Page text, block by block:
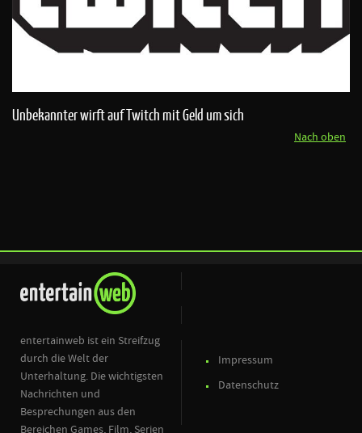
Unbekannter wirft auf Twitch mit Geld um sich
Nach oben
entertainweb ist ein Streifzug
durch die Welt der
Unterhaltung. Die wichtigsten
Nachrichten und
Besprechungen aus den
Bereichen Games, Film, Serien
Impressum
Datenschutz